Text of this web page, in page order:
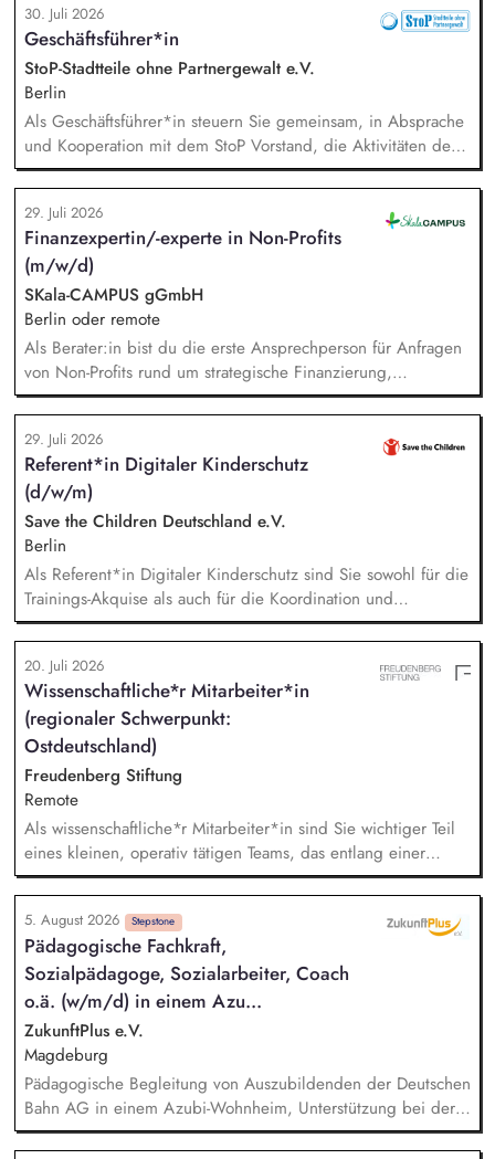
qualifizierten Inbound-Anfragen in einem typischen Sales-
Zyklus von rund zwei Monaten. Außerdem repräsentierst du
uns auf Messen, Konferenzen und Veranstaltungen im
Bildungsbereich und trägst aktiv dazu bei, unsere Marke in
Deutschland zu etablieren.
30. Juli 2026
Geschäftsführer*in
StoP-Stadtteile ohne Partnergewalt e.V.
Berlin
Als Geschäftsführer*in steuern Sie gemeinsam, in Absprache
und Kooperation mit dem StoP Vorstand, die Aktivitäten der
Bundesfachstelle StoP. Im Einzelnen bedeutet das:
Projektmanagement und Verantwortung für die Umsetzung
des Gesamtprojektes, Gesamtsteuerung und Sicherstellung
des wirtschaftlichen Betriebes der Geschäftsstelle und des
Vereins (Finanzierung, Controlling), Akquise von
Fördermitteln und Spenden sowie Personalverantwortung für
die Bundesfachstelle mit 4 Mitarbeitenden.
29. Juli 2026
Finanzexpertin/-experte in Non-Profits
(m/w/d)
SKala-CAMPUS gGmbH
Berlin oder remote
Als Berater:in bist du die erste Ansprechperson für Anfragen
von Non-Profits rund um strategische Finanzierung,
Finanzmanagement und Fundraising. Dabei entwickelst du
den gesamten Prozess von der Anfrage über
Angebotserstellung bis zur eigenverantwortlichen Umsetzung.
Auf Basis der jeweiligen Herausforderungen entwickelst du
passgenaue Beratungsprozesse und berätst Organisationen zu
zentralen Fragen ihrer finanziellen Steuerung und
strategischen Weiterentwicklung.
29. Juli 2026
Referent*in Digitaler Kinderschutz
(d/w/m)
Save the Children Deutschland e.V.
Berlin
Als Referent*in Digitaler Kinderschutz sind Sie sowohl für die
Trainings-Akquise als auch für die Koordination und
Durchführung von ca. zweistündigen Workshops
verantwortlich. Identifikation, Ansprache und Akquise von
Institutionen und Organisationen für Trainings zum sensiblen
Umgang mit Kinderfotos und -videos (z. B. Kitas, Schulen,
Sportvereine und -verbände, Jugendverbände,
Kinder-/Jugendreiseveranstalter). Eigenständige Konzeption
und Durchführung zielgruppengerechter Trainings in
digitalen Formaten sowie in Präsenz bei Auftraggebern.
20. Juli 2026
Wissenschaftliche*r Mitarbeiter*in
(regionaler Schwerpunkt:
Ostdeutschland)
Freudenberg Stiftung
Remote
Als wissenschaftliche*r Mitarbeiter*in sind Sie wichtiger Teil
eines kleinen, operativ tätigen Teams, das entlang einer
klaren Programmatik langfristig soziale Innovation
implementiert. Sie unterstützen die Geschäftsführung bei der
Umsetzung der Stiftungsprogrammatik und entwickeln dabei
die Internationalisierungsstrategie der Stiftung weiter. Sie
übersetzen wissenschaftliche Erkenntnisse in
alltagsangebundene Handlungsansätze entlang unserer
Stiftungsprogrammatik.
5. August 2026 Stepstone
Pädagogische Fachkraft,
Sozialpädagoge, Sozialarbeiter, Coach
o.ä. (w/m/d) in einem Azu...
ZukunftPlus e.V.
Magdeburg
Pädagogische Begleitung von Auszubildenden der Deutschen
Bahn AG in einem Azubi-Wohnheim, Unterstützung bei der
Organisation und Bewältigung des Alltags sowie bei